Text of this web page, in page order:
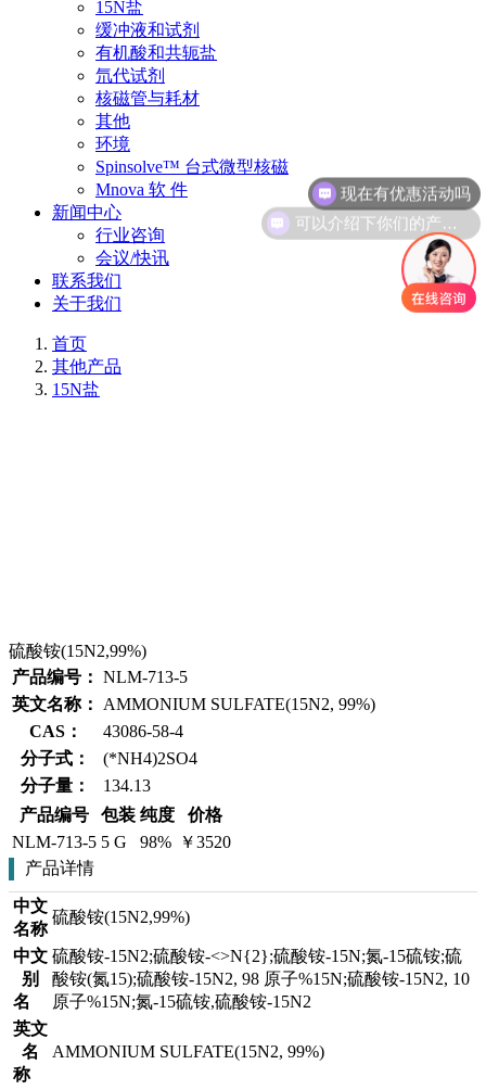
15N盐
缓冲液和试剂
有机酸和共轭盐
氘代试剂
核磁管与耗材
其他
环境
Spinsolve™ 台式微型核磁
Mnova 软 件
新闻中心
行业咨询
会议/快讯
联系我们
关于我们
首页
其他产品
15N盐
硫酸铵(15N2,99%)
产品编号： NLM-713-5
英文名称：
AMMONIUM SULFATE(15N2, 99%)
CAS：
43086-58-4
分子式：
(*NH4)2SO4
分子量：
134.13
产品编号
包装 纯度
价格
NLM-713-5 5 G 98%
￥3520
产品详情
中文
名称
硫酸铵(15N2,99%)
中文
别
名
硫酸铵-15N2;硫酸铵-<>N{2};硫酸铵-15N;氮-15硫铵;硫
酸铵(氮15);硫酸铵-15N2, 98 原子%15N;硫酸铵-15N2, 10
原子%15N;氮-15硫铵,硫酸铵-15N2
英文
名
称
AMMONIUM SULFATE(15N2, 99%)
可以介绍下你们的产品么